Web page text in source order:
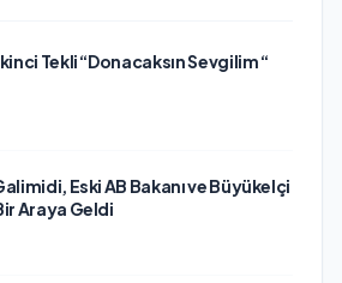
Tekli “Donacaksın Sevgilim “
Eski AB Bakanı ve Büyükelçi
Araya Geldi